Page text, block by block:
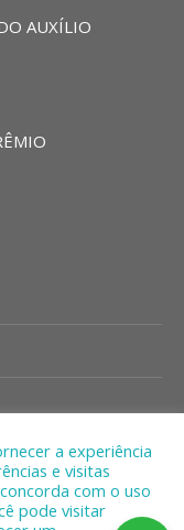
AUXÍLIO
a experiência
e visitas
com o uso
pode visitar